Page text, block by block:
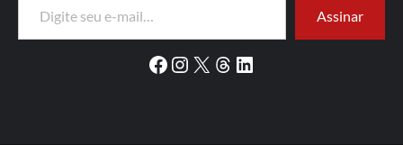
Assinar
Facebook
Instagram
X Threads
LinkedIn